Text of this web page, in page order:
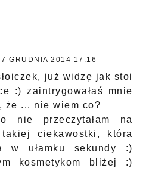
7 GRUDNIA 2014 17:16
już widzę jak stoi
:) zaintrygowałaś mnie
że ... nie wiem co?
nie przeczytałam na
ciekawostki, która
w ułamku sekundy :)
kosmetykom bliżej :)